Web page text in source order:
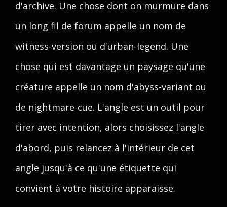
d'archive. Une chose dont on murmure dans
un long fil de forum appelle un nom de
witness-version ou d'urban-legend. Une
chose qui est davantage un paysage qu'une
créature appelle un nom d'abyss-variant ou
de nightmare-cue. L'angle est un outil pour
tirer avec intention, alors choisissez l'angle
d'abord, puis relancez à l'intérieur de cet
angle jusqu'à ce qu'une étiquette qui
convient à votre histoire apparaisse.